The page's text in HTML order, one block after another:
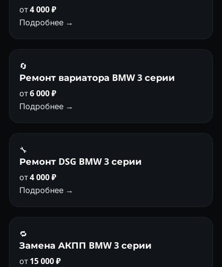
от4 000 ₽
Подробнее →
🔄
Ремонт вариатора BMW 3 серии
от6 000 ₽
Подробнее →
🔧
Ремонт DSG BMW 3 серии
от4 000 ₽
Подробнее →
🔁
Замена АКПП BMW 3 серии
от15 000 ₽